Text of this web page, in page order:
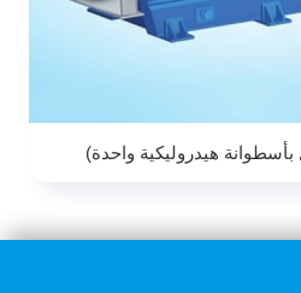
هيدروليكية واحدة)